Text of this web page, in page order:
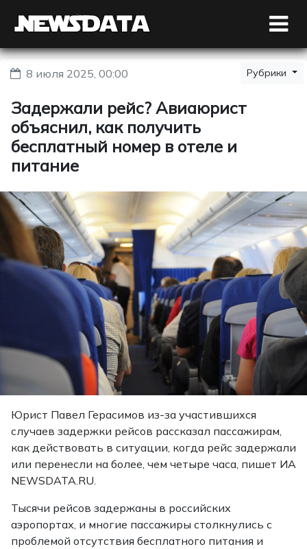
8 июля 2025, 00:00 Рубрики
Задержали рейс? Авиаюрист
объяснил, как получить
бесплатный номер в отеле и
питание
Юрист Павел Герасимов из-за участившихся
случаев задержки рейсов рассказал пассажирам,
как действовать в ситуации, когда рейс задержали
или перенесли на более, чем четыре часа, пишет ИА
NEWSDATA.RU.
Тысячи рейсов задержаны в российских
аэропортах, и многие пассажиры столкнулись с
проблемой отсутствия бесплатного питания и